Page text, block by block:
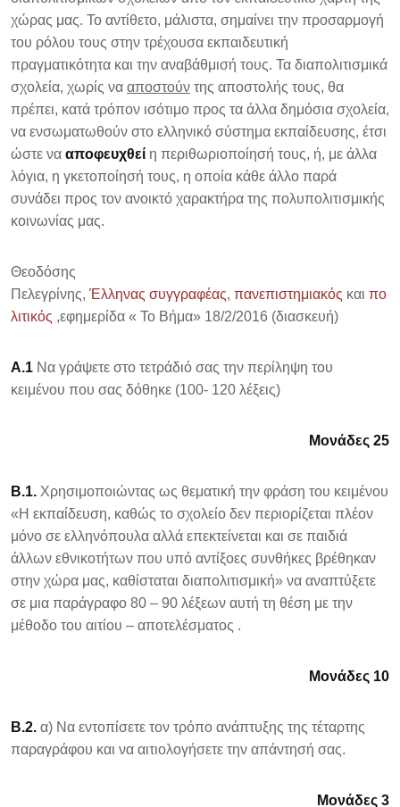
χώρας μας. Το αντίθετο, μάλιστα, σημαίνει την προσαρμογή
του ρόλου τους στην τρέχουσα εκπαιδευτική
πραγματικότητα και την αναβάθμισή τους. Τα διαπολιτισμικά
σχολεία, χωρίς να αποστούν της αποστολής τους, θα
πρέπει, κατά τρόπον ισότιμο προς τα άλλα δημόσια σχολεία,
να ενσωματωθούν στο ελληνικό σύστημα εκπαίδευσης, έτσι
ώστε να αποφευχθεί η περιθωριοποίησή τους, ή, με άλλα
λόγια, η γκετοποίησή τους, η οποία κάθε άλλο παρά
συνάδει προς τον ανοικτό χαρακτήρα της πολυπολιτισμικής
κοινωνίας μας.
Θεοδόσης
Πελεγρίνης, Έλληνας συγγραφέας, πανεπιστημιακός και πο
λιτικός ,εφημερίδα « Το Βήμα» 18/2/2016 (διασκευή)
Α.1 Να γράψετε στο τετράδιό σας την περίληψη του
κειμένου που σας δόθηκε (100- 120 λέξεις)
Μονάδες 25
Β.1. Χρησιμοποιώντας ως θεματική την φράση του κειμένου
«Η εκπαίδευση, καθώς το σχολείο δεν περιορίζεται πλέον
μόνο σε ελληνόπουλα αλλά επεκτείνεται και σε παιδιά
άλλων εθνικοτήτων που υπό αντίξοες συνθήκες βρέθηκαν
στην χώρα μας, καθίσταται διαπολιτισμική» να αναπτύξετε
σε μια παράγραφο 80 – 90 λέξεων αυτή τη θέση με την
μέθοδο του αιτίου – αποτελέσματος .
Μονάδες 10
Β.2. α) Να εντοπίσετε τον τρόπο ανάπτυξης της τέταρτης
παραγράφου και να αιτιολογήσετε την απάντησή σας.
Μονάδες 3